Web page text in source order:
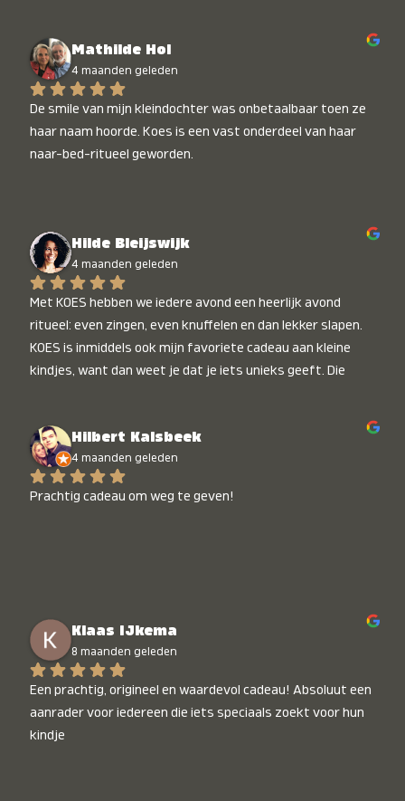
Mathilde Hol
4 maanden geleden
De smile van mijn kleindochter was onbetaalbaar toen ze
haar naam hoorde. Koes is een vast onderdeel van haar
naar-bed-ritueel geworden.
Hilde Bleijswijk
4 maanden geleden
Met KOES hebben we iedere avond een heerlijk avond
ritueel: even zingen, even knuffelen en dan lekker slapen.
KOES is inmiddels ook mijn favoriete cadeau aan kleine
kindjes, want dan weet je dat je iets unieks geeft. Die
Hilbert Kalsbeek
4 maanden geleden
Prachtig cadeau om weg te geven!
Klaas IJkema
8 maanden geleden
Een prachtig, origineel en waardevol cadeau! Absoluut een
aanrader voor iedereen die iets speciaals zoekt voor hun
kindje